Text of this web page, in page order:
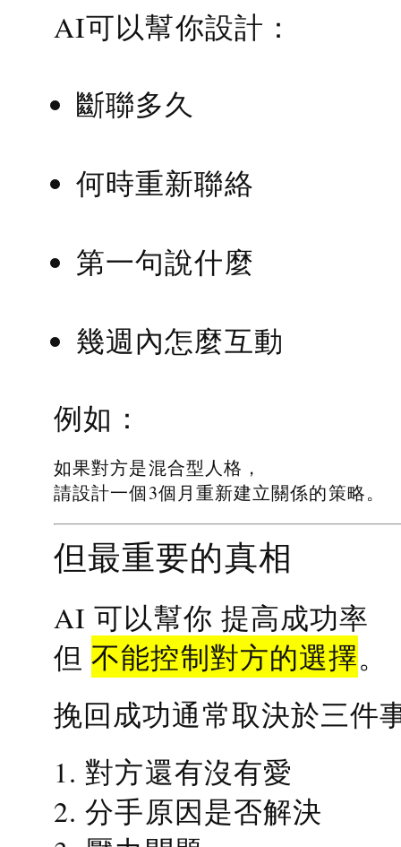
AI可以幫你設計：
斷聯多久
何時重新聯絡
第一句說什麼
幾週內怎麼互動
例如：
如果對方是混合型人格，
請設計一個3個月重新建立關係的策略。
但最重要的真相
AI 可以幫你 提高成功率
但不能控制對方的選擇。
挽回成功通常取決於三件
1. 對方還有沒有愛
2. 分手原因是否解決